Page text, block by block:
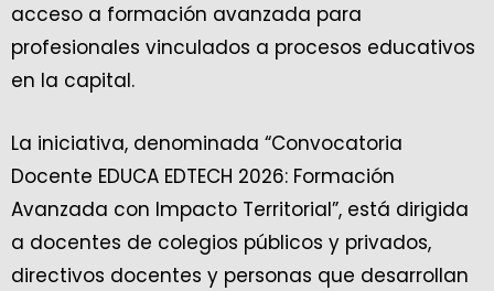
acceso a formación avanzada para
profesionales vinculados a procesos educativos
en la capital.
La iniciativa, denominada “Convocatoria
Docente EDUCA EDTECH 2026: Formación
Avanzada con Impacto Territorial”, está dirigida
a docentes de colegios públicos y privados,
directivos docentes y personas que desarrollan